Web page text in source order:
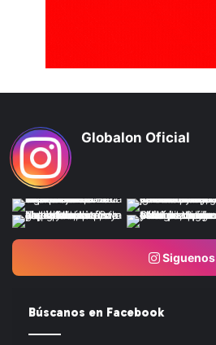
Globalon Oficial
Siguenos
Búscanos en Facebook